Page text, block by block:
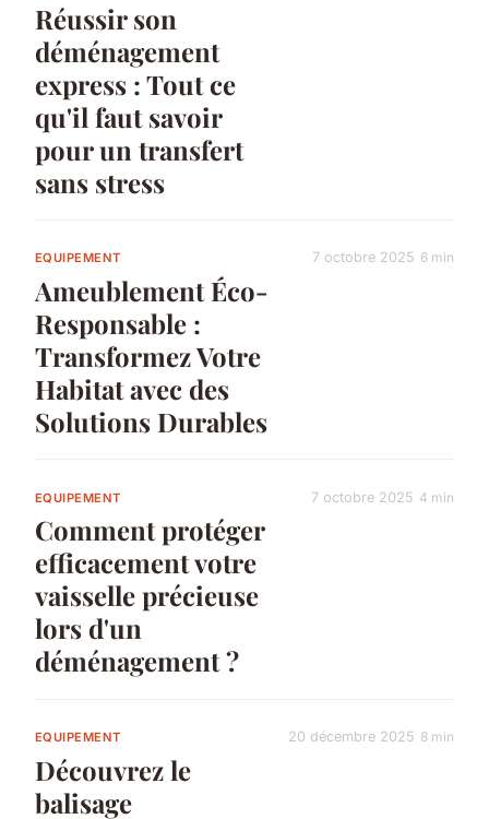
Réussir son
déménagement
express : Tout ce
qu'il faut savoir
pour un transfert
sans stress
EQUIPEMENT
Ameublement Éco-
Responsable :
Transformez Votre
Habitat avec des
Solutions Durables
7 octobre 2025 6 min
EQUIPEMENT
Comment protéger
efficacement votre
vaisselle précieuse
lors d'un
déménagement ?
7 octobre 2025 4 min
EQUIPEMENT
Découvrez le
balisage
20 décembre 2025 8 min